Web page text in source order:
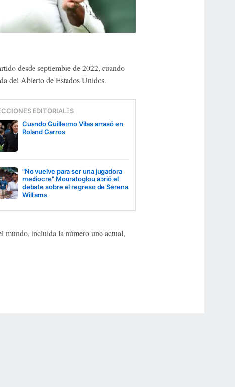
desde septiembre de 2022, cuando
del Abierto de Estados Unidos.
EDITORIALES
Cuando Guillermo Vilas arrasó en
Roland Garros
"No vuelve para ser una jugadora
mediocre" Mouratoglou abrió el
debate sobre el regreso de Serena
Williams
mundo, incluida la número uno actual,